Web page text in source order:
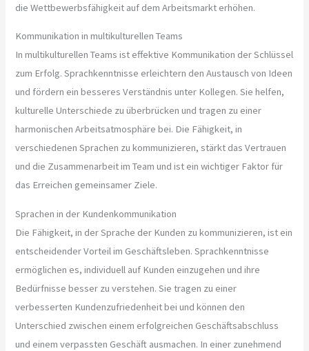
die Wettbewerbsfähigkeit auf dem Arbeitsmarkt erhöhen.
Kommunikation in multikulturellen Teams
In multikulturellen Teams ist effektive Kommunikation der Schlüssel
zum Erfolg. Sprachkenntnisse erleichtern den Austausch von Ideen
und fördern ein besseres Verständnis unter Kollegen. Sie helfen,
kulturelle Unterschiede zu überbrücken und tragen zu einer
harmonischen Arbeitsatmosphäre bei. Die Fähigkeit, in
verschiedenen Sprachen zu kommunizieren, stärkt das Vertrauen
und die Zusammenarbeit im Team und ist ein wichtiger Faktor für
das Erreichen gemeinsamer Ziele.
Sprachen in der Kundenkommunikation
Die Fähigkeit, in der Sprache der Kunden zu kommunizieren, ist ein
entscheidender Vorteil im Geschäftsleben. Sprachkenntnisse
ermöglichen es, individuell auf Kunden einzugehen und ihre
Bedürfnisse besser zu verstehen. Sie tragen zu einer
verbesserten Kundenzufriedenheit bei und können den
Unterschied zwischen einem erfolgreichen Geschäftsabschluss
und einem verpassten Geschäft ausmachen. In einer zunehmend